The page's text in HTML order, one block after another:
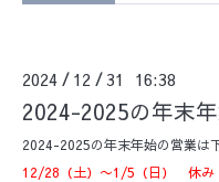
2024 / 12 /31 16:38
2024-2025の年末
2024-2025の年末年始の営業は
12/28（土）〜1/5（日） 休み